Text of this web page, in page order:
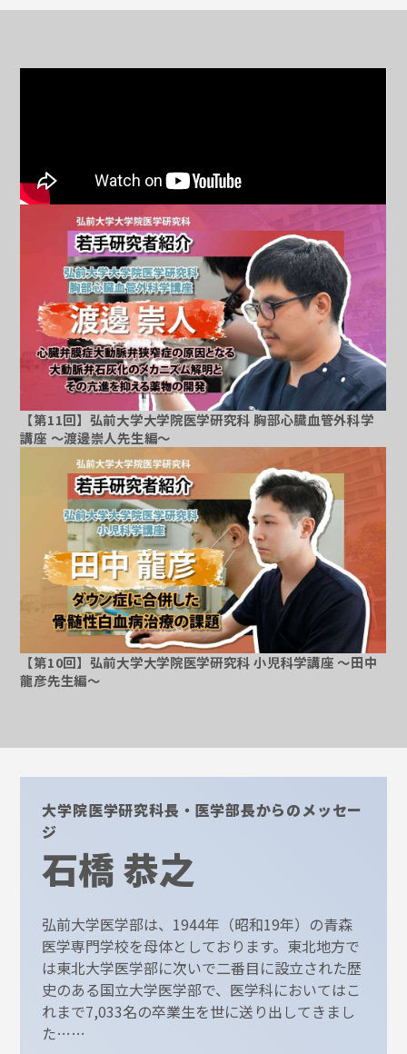
【第11回】弘前大学大学院医学研究科 胸部心臓血管外科学
講座 ～渡邊崇人先生編～
【第10回】弘前大学大学院医学研究科 小児科学講座 ～田中
龍彦先生編～
大学院医学研究科長・医学部長からのメッセー
ジ
石橋 恭之
弘前大学医学部は、1944年（昭和19年）の青森
医学専門学校を母体としております。東北地方で
は東北大学医学部に次いで二番目に設立された歴
史のある国立大学医学部で、医学科においてはこ
れまで7,033名の卒業生を世に送り出してきまし
た……